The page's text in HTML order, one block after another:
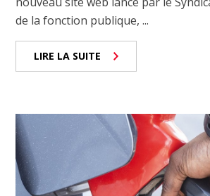
de la fonction publique, ...
LIRE LA SUITE